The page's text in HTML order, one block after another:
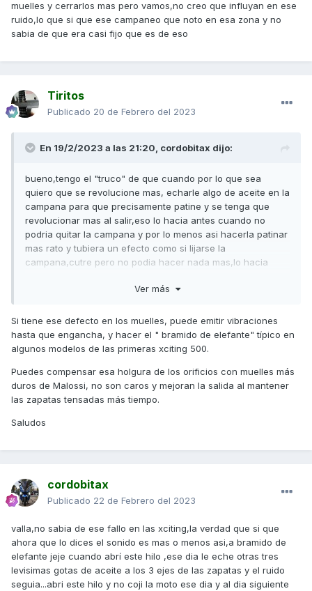
muelles y cerrarlos mas pero vamos,no creo que influyan en ese
ruido,lo que si que ese campaneo que noto en esa zona y no
sabia de que era casi fijo que es de eso
Tiritos
Publicado 20 de Febrero del 2023
En 19/2/2023 a las 21:20, cordobitax dijo:
bueno,tengo el "truco" de que cuando por lo que sea
quiero que se revolucione mas, echarle algo de aceite en la
campana para que precisamente patine y se tenga que
revolucionar mas al salir,eso lo hacia antes cuando no
podria quitar la campana y por lo menos asi hacerla patinar
mas rato y tubiera un efecto como si lijarse la
campana,cutre pero no podia hacer nada mas,lo hacia
blandos y al traccionar se veia la moto abajo,se que no es
ruido por eso me extraña pero igual es eso que le a caido
lo justo para que no patine pero si para que genere ruido,a
ver si las vuelvo a lijar.
otra cosa que me he fijado y no he comentado porque
teoricamente no tiene porque influir en el ruido, es que los
agujeros donde enganchan los 3 muelles a cada
que en reposo,estando los muelles completamente
un juego de 1mm por decir algo,imagino que solo afectara a
ahora las zapatas estan 1mm mas cerca de la campana
teniendo los mismos muelles,tecnicamente arreglo no tiene
salvo darte unas puntadas en los agujeros de las zapatas
muelles o deformar un poco la cojida de los muelles y
cerrarlos mas pero vamos,no creo que influyan en ese
ruido,lo que si que ese campaneo que noto en esa zona y
no sabia de que era casi fijo que es de eso
Ver más
Si tiene ese defecto en los muelles, puede emitir vibraciones
hasta que engancha, y hacer el " bramido de elefante" típico en
algunos modelos de las primeras xciting 500.
Puedes compensar esa holgura de los orificios con muelles más
duros de Malossi, no son caros y mejoran la salida al mantener
las zapatas tensadas más tiempo.
Saludos
cordobitax
Publicado 22 de Febrero del 2023
valla,no sabia de ese fallo en las xciting,la verdad que si que
ahora que lo dices el sonido es mas o menos asi,a bramido de
elefante jeje cuando abrí este hilo ,ese dia le eche otras tres
levisimas gotas de aceite a los 3 ejes de las zapatas y el ruido
seguia...abri este hilo y no coji la moto ese dia y al dia siguiente